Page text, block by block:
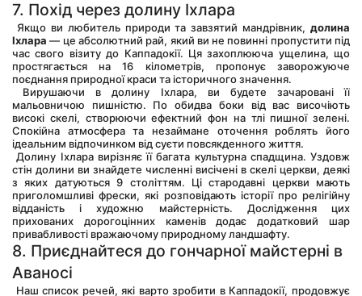
7. Похід через долину Іхлара
Якщо ви любитель природи та завзятий мандрівник, долина
Іхлара — це абсолютний рай, який ви не повинні пропустити під
час свого візиту до Каппадокії. Ця захоплююча ущелина, що
простягається на 16 кілометрів, пропонує заворожуюче
поєднання природної краси та історичного значення.
мальовничою пишністю. По обидва боки від вас височіють
високі скелі, створюючи ефектний фон на тлі пишної зелені.
Спокійна атмосфера та незаймане оточення роблять його
ідеальним відпочинком від суєти повсякденного життя.
Долину Іхлара вирізняє її багата культурна спадщина. Уздовж
стін долини ви знайдете численні висічені в скелі церкви, деякі
з яких датуються 9 століттям. Ці стародавні церкви мають
приголомшливі фрески, які розповідають історії про релігійну
відданість і художню майстерність. Дослідження цих
прихованих дорогоцінних каменів додає додатковий шар
привабливості вражаючому природному ландшафту.
8. Приєднайтеся до гончарної майстерні в
Аваносі